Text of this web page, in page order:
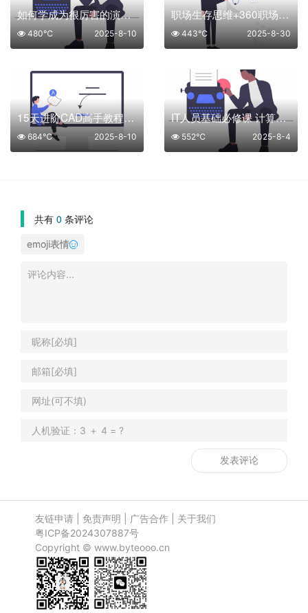
如何学成为很厉害的演讲高手
2025-8-10
480℃
职场生存思维+360职场沟通
2025-8-30
443℃
15天进阶CAD高手教程+课程网课 （126节课）
2025-8-10
684℃
IT人员基础必修课 计算机网络底层原理
2025-8-4
552℃
共有 0 条评论
emoji表情
友链申请| 免责声明 广告合作| 关于我们
粤ICP备2024307887号
Copyright © www.byteooo.cn